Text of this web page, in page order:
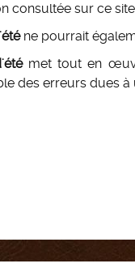
consultée sur ce
ne pourrait
met tout en
des erreurs dues